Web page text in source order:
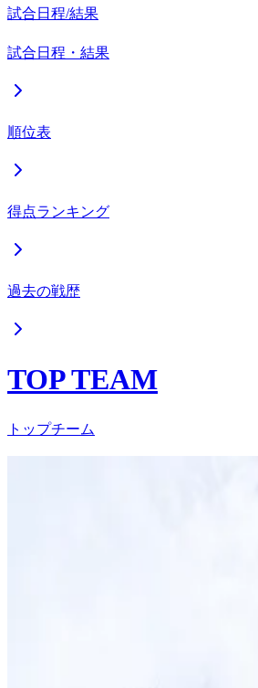
試合日程/結果
試合日程・結果
順位表
得点ランキング
過去の戦歴
TOP TEAM
トップチーム